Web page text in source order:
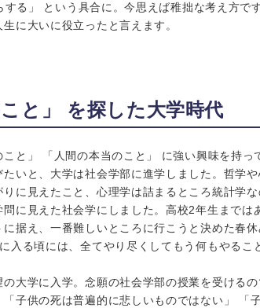
る」 という具合に。今思えば稚拙な考え方で
に大いに役立ったと言えます。
と」 を探した大学時代
と」 「人間の本当のこと」 に強い興味を持
いと、大学は社会学部に進学しました。哲学
に見えたこと、心理学は詰まるところ統計学
に見えた社会学にしました。高校2年生まで
据え、一番難しいところに行こうと決めた春
入る頃には、全てやり尽くしてもう何もやるこ
大学に入学。念願の社会学部の授業を受ける
子供の死は普遍的に悲しいものではない」 「